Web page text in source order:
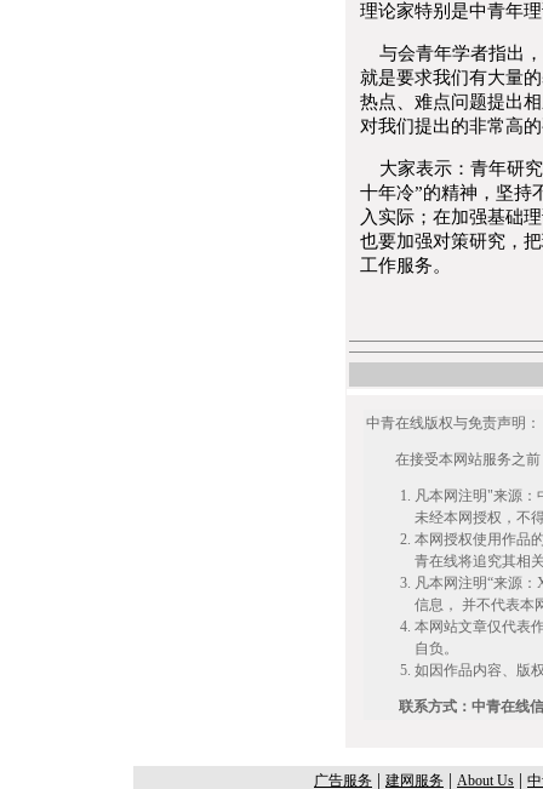
理论家特别是中青年
与会青年学者指出，
就是要求我们有大量
热点、难点问题提出
对我们提出的非常高
大家表示：青年研究
十年冷”的精神，坚持
入实际；在加强基础
也要加强对策研究，
工作服务。
中青在线版权与免责声明：
在接受本网站服务之前
凡本网注明"来源
未经本网授权，不
本网授权使用作品
青在线将追究其相
凡本网注明“来源
信息， 并不代表本
本网站文章仅代表
自负。
如因作品内容、版
联系方式：中青在线
广告服务 | 建网服务 | About Us |